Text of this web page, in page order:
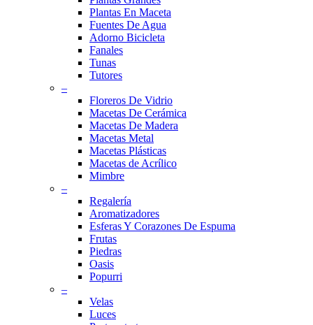
Plantas En Maceta
Fuentes De Agua
Adorno Bicicleta
Fanales
Tunas
Tutores
–
Floreros De Vidrio
Macetas De Cerámica
Macetas De Madera
Macetas Metal
Macetas Plásticas
Macetas de Acrílico
Mimbre
–
Regalería
Aromatizadores
Esferas Y Corazones De Espuma
Frutas
Piedras
Oasis
Popurri
–
Velas
Luces